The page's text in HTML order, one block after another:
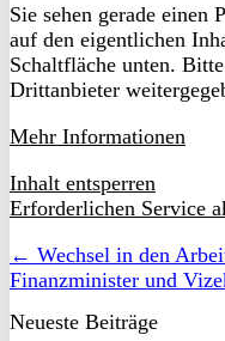
Sie sehen gerade einen
auf den eigentlichen
Schaltfläche unten.
Drittanbieter
Mehr Informationen
Inhalt entsperren
Erforderlichen Service
← Wechsel in den
Finanzminister und
Neueste Beiträge